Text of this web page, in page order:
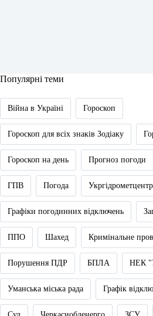
Популярні теми
Війна в Україні Гороскоп
Гороскоп для всіх знаків Зодіаку
Гороскоп на день Прогноз погоди
ГПВ Погода Укргідрометцентр
Графіки погодинних відключень
ППО Шахед Кримінальне
Порушення ПДР БПЛА НЕК
Уманська міська рада Графік